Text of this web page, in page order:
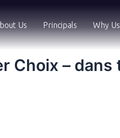
Us Principals Why Us
Choix –